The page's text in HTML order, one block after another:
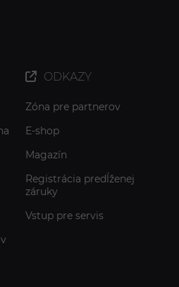
ODKAZY
Zóna pre partnerov
E-shop
Magazín
Registrácia predĺženej
záruky
Vstup pre servis